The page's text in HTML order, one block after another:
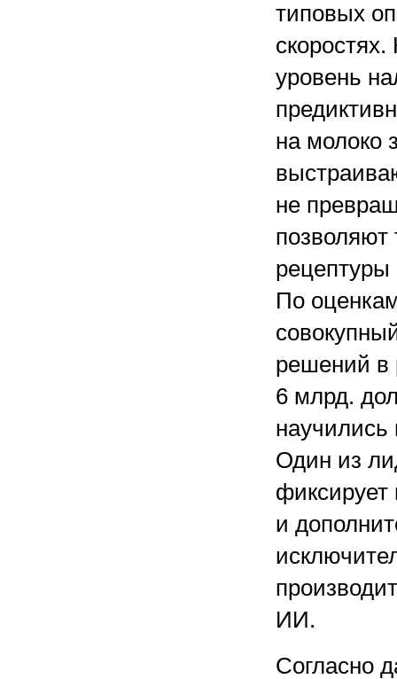
типовых
уровень
на молоко
не
позволяют
рецептуры
По
решений в
6 млрд.
Один из
фиксирует
и
ИИ.
Согласно